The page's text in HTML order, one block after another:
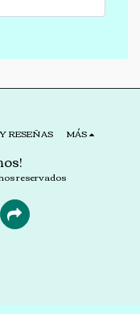
reservados
RESEÑAS MÁS